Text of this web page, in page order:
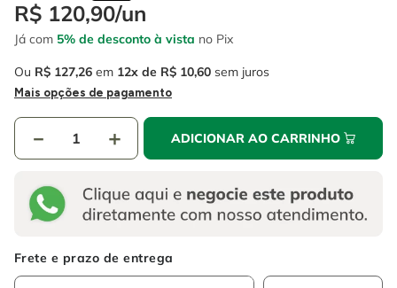
R$ 120,90/un
Já com 5% de desconto à vista no Pix
Ou R$ 127,26 em 12 R$ 10,60 sem juros
Mais opções de pagamento
＋
－ ADICIONAR AO CARRINHO
6 fio
7º serra copo
8º chave impacto
disco corte
º escada
º serra circular
º fio
chave impacto
disco corte